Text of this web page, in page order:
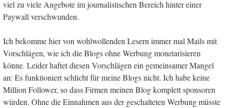
viel zu viele Angebote im journalistischen Bereich hinter einer
Paywall verschwunden.
Ich bekomme hier von wohlwollenden Lesern immer mal Mails mit
Vorschlägen, wie ich die Blogs ohne Werbung monetarisieren
könne. Leider haftet diesen Vorschlägen ein gemeinsamer Mangel
an: Es funktioniert schlicht für meine Blogs nicht. Ich habe keine
Million Follower, so dass Firmen meinen Blog komplett sponsoren
würden. Ohne die Einnahmen aus der geschalteten Werbung müsste